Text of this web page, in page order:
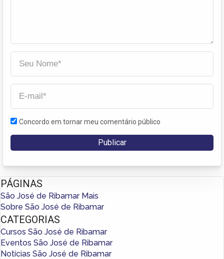
Concordo em tornar meu comentário público
PÁGINAS
São José de Ribamar Mais
Sobre São José de Ribamar
CATEGORIAS
Cursos São José de Ribamar
Eventos São José de Ribamar
Notícias São José de Ribamar